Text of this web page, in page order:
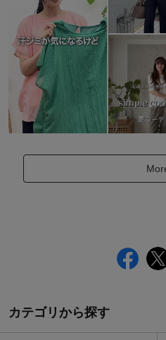
カテゴリから探す